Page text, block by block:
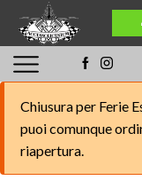
Go shop
Chiusura per Ferie
puoi comunque
riapertura.